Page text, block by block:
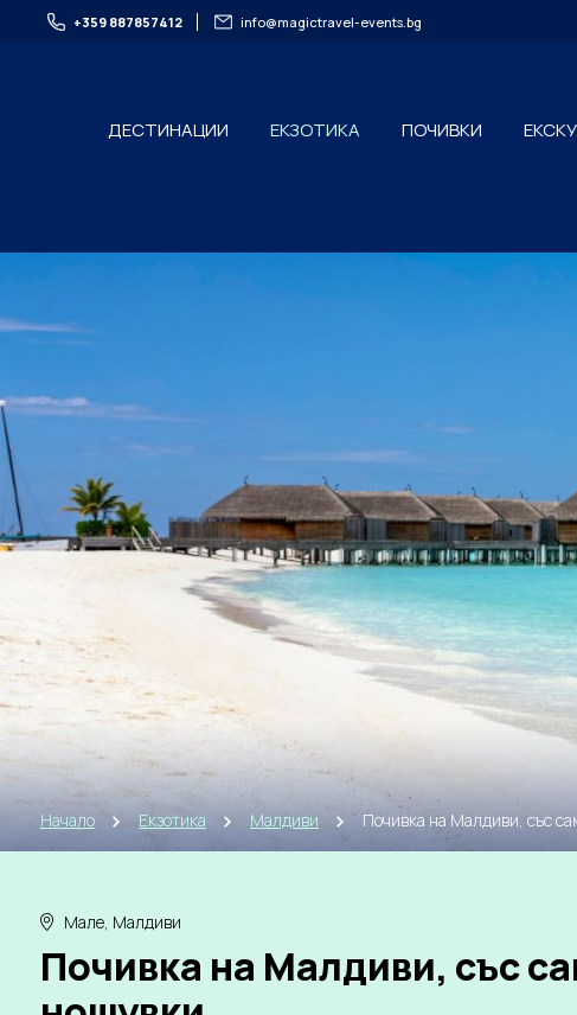
+359 887857412 info@magictravel-events.bg
ДЕСТИНАЦИИ ЕКЗОТИКА ПОЧИВКИ
Начало Екзотика Малдиви Почивка на Малдиви, със
Мале, Малдиви
Почивка на Малдиви, със